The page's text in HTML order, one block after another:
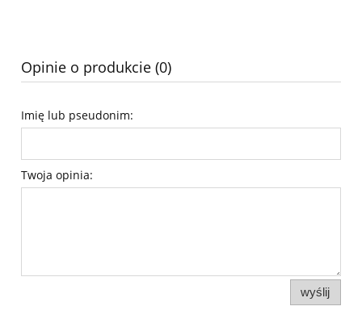
Opinie o produkcie (0)
Imię lub pseudonim:
Twoja opinia:
wyślij